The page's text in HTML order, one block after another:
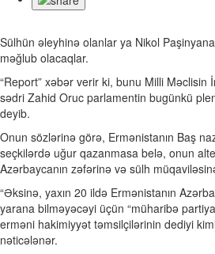
Sülhün əleyhinə olanlar ya Nikol
məğlub olacaqlar.
“Report” xəbər verir ki, bunu Milli Məclisin
sədri Zahid Oruc parlamentin bugünkü
deyib.
Onun sözlərinə görə, Ermənistanın Baş
seçkilərdə uğur qazanmasa belə, onun
Azərbaycanın zəfərinə və sülh
“Əksinə, yaxın 20 ildə Ermənistanın
yarana bilməyəcəyi üçün “müharibə
erməni hakimiyyət təmsilçilərinin dediyi
nəticələnər.